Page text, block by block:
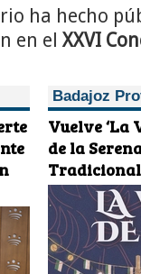
ha hecho
en el XXVI
Badajoz
Vuelve ‘La
de la